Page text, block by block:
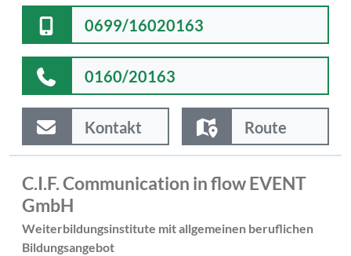
0699/16020163
0160/20163
Kontakt Route
C.I.F. Communication in flow EVENT
GmbH
Weiterbildungsinstitute mit allgemeinen beruflichen
Bildungsangebot